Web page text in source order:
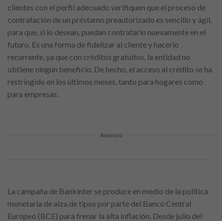
clientes con el perfil adecuado verifiquen que el proceso de
contratación de un préstamo preautorizado es sencillo y ágil,
para que, si lo desean, puedan contratarlo nuevamente en el
futuro. Es una forma de fidelizar al cliente y hacerlo
recurrente, ya que con créditos gratuitos, la entidad no
obtiene ningún beneficio. De hecho, el acceso al crédito se ha
restringido en los últimos meses, tanto para hogares como
para empresas.
Anuncio
La campaña de Bankinter se produce en medio de la política
monetaria de alza de tipos por parte del Banco Central
Europeo (BCE) para frenar la alta inflación. Desde julio del